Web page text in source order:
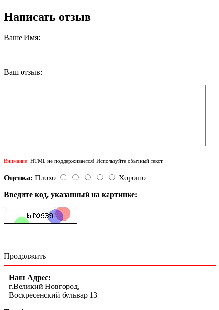
Написать отзыв
Ваше Имя:
Ваш отзыв:
Внимание: HTML не поддерживается! Используйте обычный текст.
Оценка: Плохо
Хорошо
Введите код, указанный на картинке:
Продолжить
Наш Адрес:
г.Великий Новгород,
Воскресенский бульвар 13